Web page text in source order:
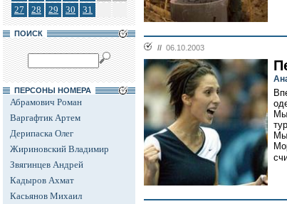
27
28 29 30 31
ПОИСК
ПЕРСОНЫ НОМЕРА
Абрамович Роман
Варгафтик Артем
Дерипаска Олег
Жириновский Владимир
Звягинцев Андрей
Кадыров Ахмат
Касьянов Михаил
// 06.10.2003